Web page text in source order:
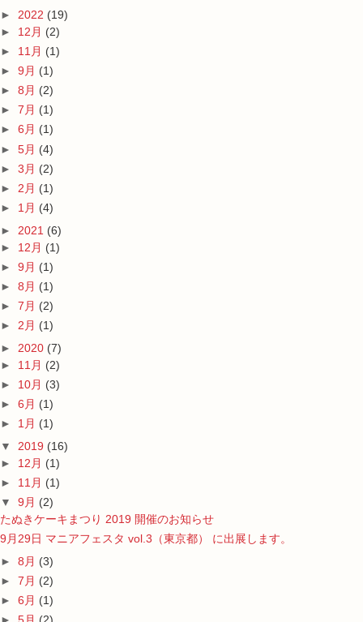
► 2022 (19)
► 12月 (2)
► 11月 (1)
► 9月 (1)
► 8月 (2)
► 7月 (1)
► 6月 (1)
► 5月 (4)
► 3月 (2)
► 2月 (1)
► 1月 (4)
► 2021 (6)
► 12月 (1)
► 9月 (1)
► 8月 (1)
► 7月 (2)
► 2月 (1)
► 2020 (7)
► 11月 (2)
► 10月 (3)
► 6月 (1)
► 1月 (1)
▼ 2019 (16)
► 12月 (1)
► 11月 (1)
▼ 9月 (2)
たぬきケーキまつり 2019 開催のお知らせ
9月29日 マニアフェスタ vol.3（東京都） に出展します。
► 8月 (3)
► 7月 (2)
► 6月 (1)